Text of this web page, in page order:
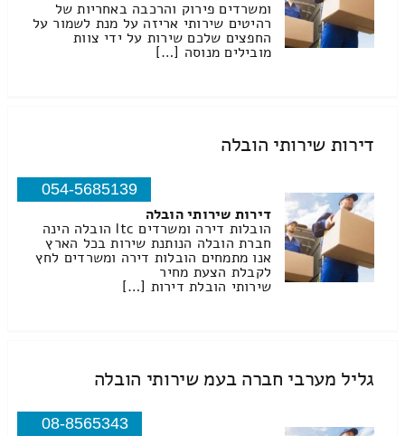
ומשרדים פירוק והרכבה באחריות של
רהיטים שירותי אריזה על מנת לשמור על
החפצים שלכם שירות על ידי צוות
מובילים מנוסה […]
דירות שירותי הובלה
054-5685139
דירות שירותי הובלה
הובלות דירה ומשרדים ltc הובלה הינה
חברת הובלה הנותנת שירות בכל הארץ
אנו מתמחים הובלות דירה ומשרדים לחץ
לקבלת הצעת מחיר
שירותי הובלת דירות […]
גליל מערבי חברה בעמ שירותי הובלה
08-8565343